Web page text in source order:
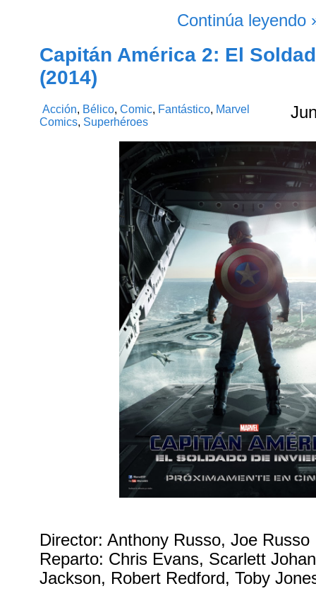
Continúa leyendo
Capitán América 2: El
(2014)
Acción, Bélico,Comic, Fantástico, Marvel
Comics, Superhéroes
Director: Anthony Russo, Joe Russo
Reparto: Chris Evans, Scarlett
Jackson, Robert Redford, Toby